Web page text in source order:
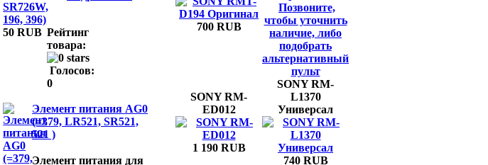
50 RUB Рейтинг
товара:
Голосов:
0
Элемент питания AG0
(=379, LR521, SR521,
521 )
Элемент питания для
700 RUB
Позвоните,
чтобы уточнить
наличие, либо
подобрать
альтернативный
пульт
SONY RM-
ED012
1 190 RUB
SONY RM-
L1370
Универсал
740 RUB